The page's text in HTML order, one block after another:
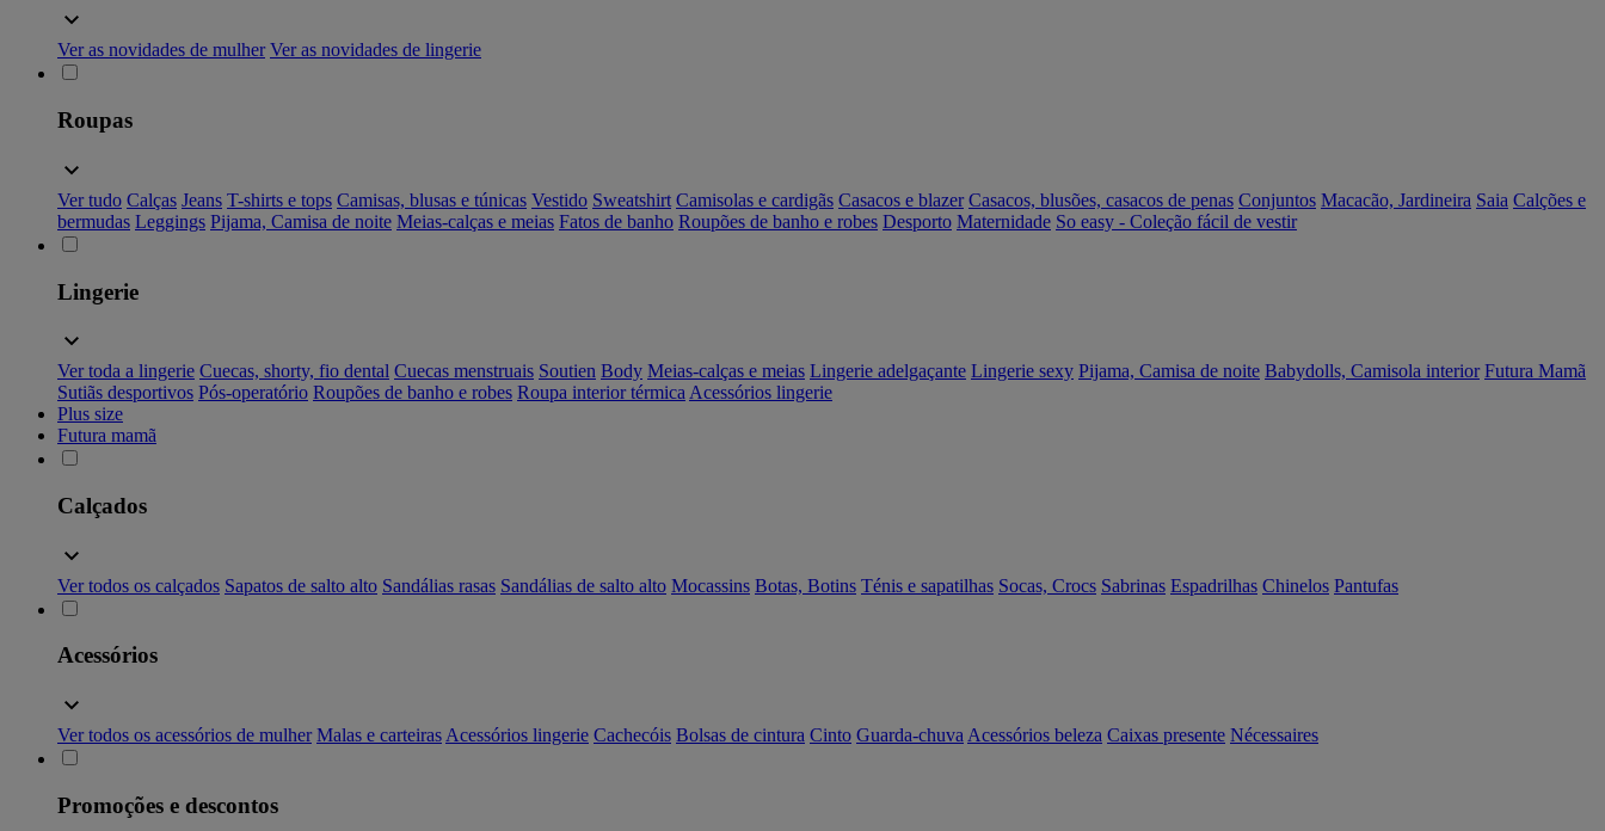
Ver as novidades de mulher Ver as novidades de lingerie
Roupas
Ver tudo Calças Jeans T-shirts e tops Camisas, blusas e túnicas Vestido Sweatshirt Camisolas e cardigãs Casacos e blazer Casacos, blusões, casacos de penas Conjuntos Macacão, Jardineira Saia Calções e
bermudas Leggings Pijama, Camisa de noite Meias-calças e meias Fatos de banho Roupões de banho e robes Desporto Maternidade So easy - Coleção fácil de vestir
Lingerie
Ver toda a lingerie Cuecas, shorty, fio dental Cuecas menstruais Soutien Body Meias-calças e meias Lingerie adelgaçante Lingerie sexy Pijama, Camisa de noite Babydolls, Camisola interior Futura Mamã
Sutiãs desportivos Pós-operatório Roupões de banho e robes Roupa interior térmica Acessórios lingerie
Plus size
Futura mamã
Calçados
Ver todos os calçados Sapatos de salto alto Sandálias rasas Sandálias de salto alto Mocassins Botas, Botins Ténis e sapatilhas Socas, Crocs Sabrinas Espadrilhas Chinelos Pantufas
Acessórios
Ver todos os acessórios de mulher Malas e carteiras Acessórios lingerie Cachecóis Bolsas de cintura Cinto Guarda-chuva Acessórios beleza Caixas presente Nécessaires
Promoções e descontos